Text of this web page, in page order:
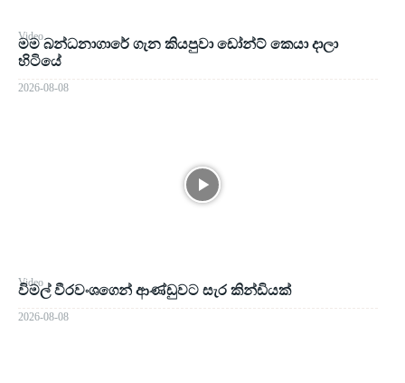
Video
මම බන්ධනාගාරේ ගැන කියපුවා ඩෝන්ට් කෙයා දාලා
හිටියේ
2026-08-08
Video
විමල් වීරවංශගෙන් ආණ්ඩුවට සැර කින්ඩියක්
2026-08-08